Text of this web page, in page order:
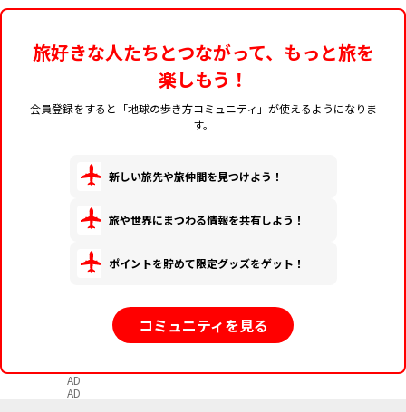
旅好きな人たちとつながって、もっと旅を
楽しもう！
会員登録をすると「地球の歩き方コミュニティ」が使えるようになりま
す。
新しい旅先や旅仲間を見つけよう！
旅や世界にまつわる情報を共有しよう！
ポイントを貯めて限定グッズをゲット！
コミュニティを見る
AD
AD